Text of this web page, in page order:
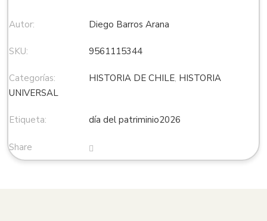
Autor: Diego Barros Arana
SKU: 9561115344
Categorías: HISTORIA DE CHILE, HISTORIA
UNIVERSAL
Etiqueta: día del patriminio2026
Share